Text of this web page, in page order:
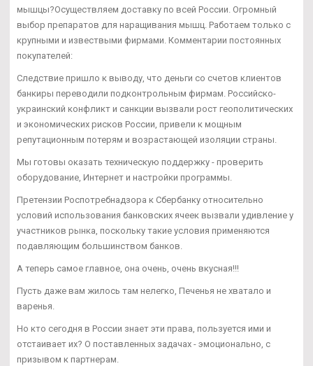
мышцы?Осуществляем доставку по всей России. Огромный
выбор препаратов для наращивания мышц. Работаем только с
крупными и извествыми фирмами. Комментарии постоянных
покупателей:
Следствие пришло к выводу, что деньги со счетов клиентов
банкиры переводили подконтрольным фирмам. Российско-
украинский конфликт и санкции вызвали рост геополитических
и экономических рисков России, привели к мощным
репутационным потерям и возрастающей изоляции страны.
Мы готовы оказать техническую поддержку - проверить
оборудование, Интернет и настройки программы.
Претензии Роспотребнадзора к Сбербанку относительно
условий использования банковских ячеек вызвали удивление у
участников рынка, поскольку такие условия применяются
подавляющим большинством банков.
А теперь самое главное, она очень, очень вкусная!!!
Пусть даже вам жилось там нелегко, Печенья не хватало и
варенья.
Но кто сегодня в России знает эти права, пользуется ими и
отстаивает их? О поставленных задачах - эмоционально, с
призывом к партнерам.